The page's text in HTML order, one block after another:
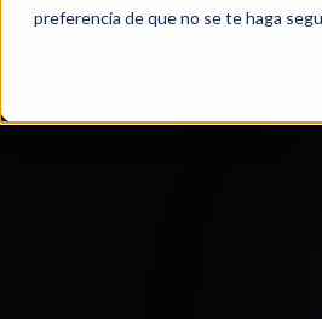
preferencia de que no se te haga